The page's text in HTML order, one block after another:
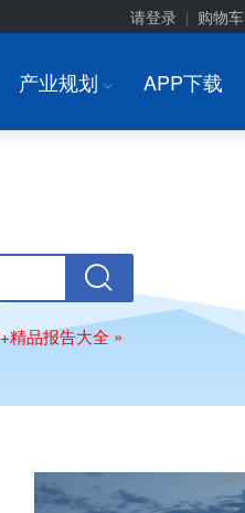
请登录 购物车
产业规划 I APP下载
精品报告大全 »